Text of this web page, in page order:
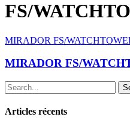
FS/
MIRADOR FS/
MIRADOR FS/
Articles récents